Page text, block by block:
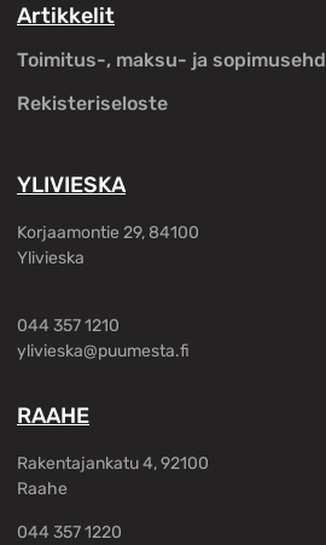
Artikkelit
Toimitus-, maksu- ja
Rekisteriseloste
YLIVIESKA
Korjaamontie 29, 84100
Ylivieska
044 357 1210
ylivieska@puumesta.fi
RAAHE
Rakentajankatu 4, 92100
Raahe
044 357 1220